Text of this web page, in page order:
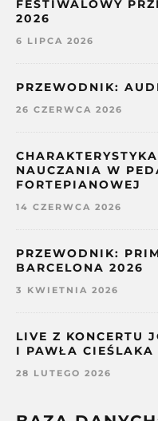
FESTIWALOWY
2026
6 LIPCA 2026
PRZEWODNIK:
26 CZERWCA 2026
NAUCZANIA W
FORTEPIANOWEJ
14 CZERWCA 2026
PRZEWODNIK:
BARCELONA 2026
3 KWIETNIA 2026
LIVE Z KONCERTU
I PAWŁA
28 LUTEGO 2026